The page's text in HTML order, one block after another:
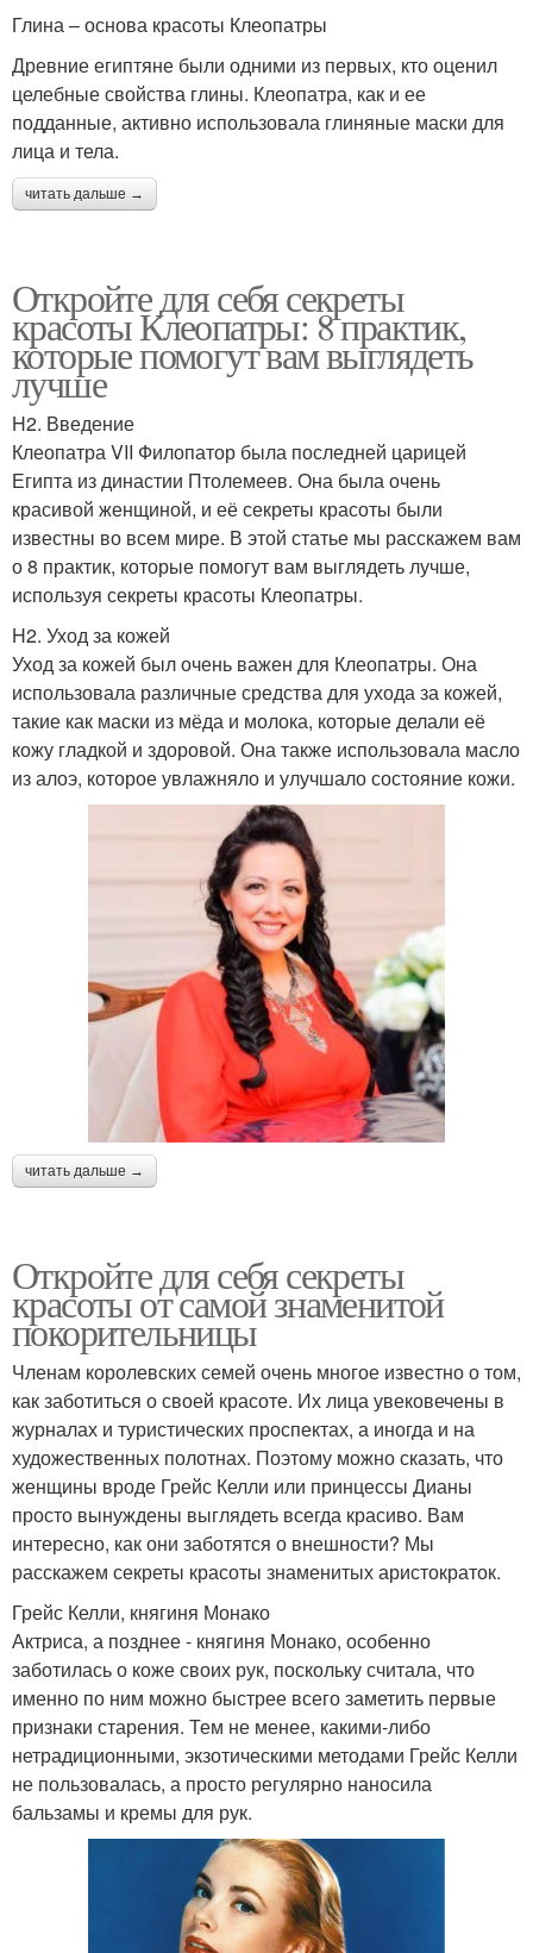
Глина – основа красоты Клеопатры
Древние египтяне были одними из первых, кто оценил
целебные свойства глины. Клеопатра, как и ее
подданные, активно использовала глиняные маски для
лица и тела.
читать дальше →
Откройте для себя секреты
красоты Клеопатры: 8 практик,
которые помогут вам выглядеть
лучше
H2. Введение
Клеопатра VII Филопатор была последней царицей
Египта из династии Птолемеев. Она была очень
красивой женщиной, и её секреты красоты были
известны во всем мире. В этой статье мы расскажем вам
о 8 практик, которые помогут вам выглядеть лучше,
используя секреты красоты Клеопатры.
H2. Уход за кожей
Уход за кожей был очень важен для Клеопатры. Она
использовала различные средства для ухода за кожей,
такие как маски из мёда и молока, которые делали её
кожу гладкой и здоровой. Она также использовала масло
из алоэ, которое увлажняло и улучшало состояние кожи.
читать дальше →
Откройте для себя секреты
красоты от самой знаменитой
покорительницы
Членам королевских семей очень многое известно о том,
как заботиться о своей красоте. Их лица увековечены в
журналах и туристических проспектах, а иногда и на
художественных полотнах. Поэтому можно сказать, что
женщины вроде Грейс Келли или принцессы Дианы
просто вынуждены выглядеть всегда красиво. Вам
интересно, как они заботятся о внешности? Мы
расскажем секреты красоты знаменитых аристократок.
Грейс Келли, княгиня Монако
Актриса, а позднее - княгиня Монако, особенно
заботилась о коже своих рук, поскольку считала, что
именно по ним можно быстрее всего заметить первые
признаки старения. Тем не менее, какими-либо
нетрадиционными, экзотическими методами Грейс Келли
не пользовалась, а просто регулярно наносила
бальзамы и кремы для рук.